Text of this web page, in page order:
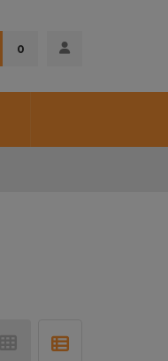
0